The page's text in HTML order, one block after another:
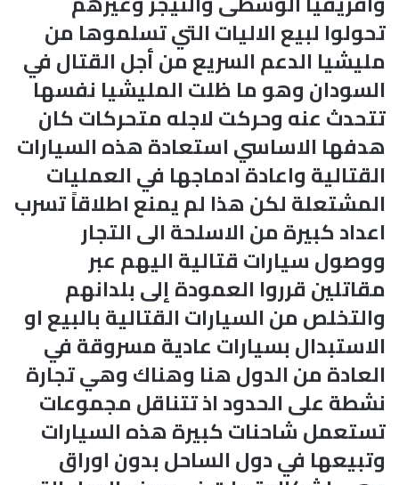
تحولوا لبيع الاليات التي تسلموها من
مليشيا الدعم السريع من أجل القتال في
السودان وهو ما ظلت المليشيا نفسها
تتحدث عنه وحركت لاجله متحركات كان
هدفها الاساسي استعادة هذه السيارات
القتالية واعادة ادماجها في العمليات
المشتعلة لكن هذا لم يمنع اطلاقاً تسرب
اعداد كبيرة من الاسلحة الى التجار
ووصول سيارات قتالية اليهم عبر
مقاتلين قرروا العمودة إلى بلدانهم
والتخلص من السيارات القتالية بالبيع او
الاستبدال بسيارات عادية مسروقة في
العادة من الدول هنا وهناك وهي تجارة
نشطة على الحدود اذ تتناقل مجموعات
تستعمل شاحنات كبيرة هذه السيارات
وتبيعها في دول الساحل بدون اوراق